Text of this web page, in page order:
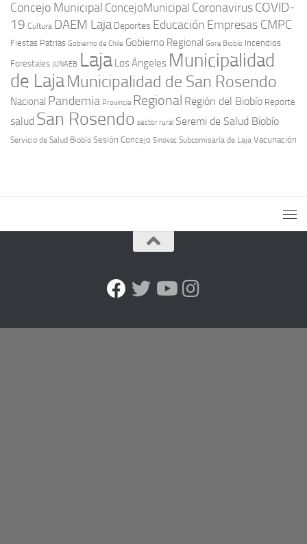
Concejo Municipal ConcejoMunicipal CoronavirusCOVID-
19 Cultura DAEM Laja Deportes Educación Empresas CMPC
Fiestas Patrias Gobierno de Chile Gobierno Regional Gore Biobío Incendios
Forestales JUNAEB Laja Los Ángeles Municipalidad
de LajaMunicipalidad de San Rosendo
Nacional Pandemia Provincia Regional Región del Biobío Reporte
salud San Rosendo sector rural Seremi de Salud Biobío
Servicio de Salud Biobío Sesión Concejo Sinovac Subcomisaría de Laja Vacunación